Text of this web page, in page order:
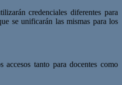
credenciales diferentes para
se unificarán las mismas para los
accesos tanto para docentes como